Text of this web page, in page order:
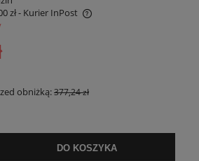
zł- Kurier InPost
kosztów płatności
obniżką:377,24 zł
DO KOSZYKA